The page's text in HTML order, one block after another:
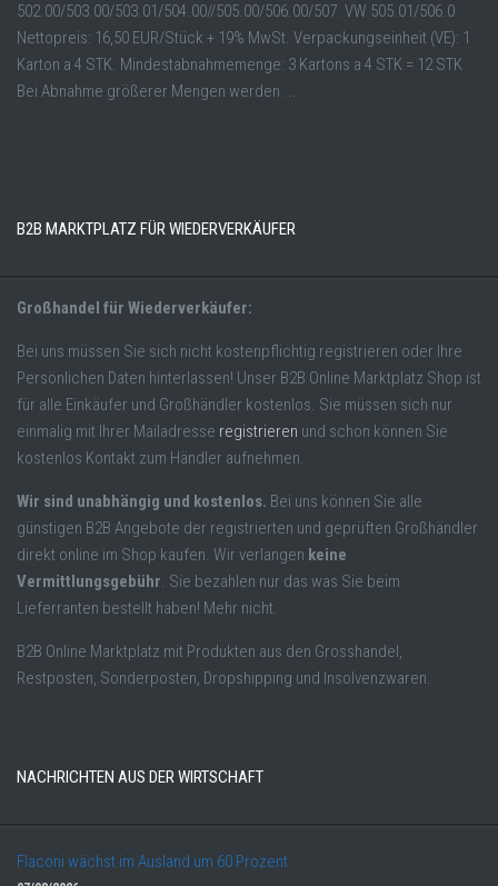
502.00/503.00/503.01/504.00//505.00/506.00/507. VW 505.01/506.0
Nettopreis: 16,50 EUR/Stück + 19% MwSt. Verpackungseinheit (VE): 1
Karton a 4 STK. Mindestabnahmemenge: 3 Kartons a 4 STK = 12 STK
Bei Abnahme größerer Mengen werden ...
B2B MARKTPLATZ FÜR WIEDERVERKÄUFER
Großhandel für Wiederverkäufer:
Bei uns müssen Sie sich nicht kostenpflichtig registrieren oder Ihre
Persönlichen Daten hinterlassen! Unser B2B Online Marktplatz Shop ist
für alle Einkäufer und Großhändler kostenlos. Sie müssen sich nur
einmalig mit Ihrer Mailadresse registrieren und schon können Sie
kostenlos Kontakt zum Händler aufnehmen.
Wir sind unabhängig und kostenlos. Bei uns können Sie alle
günstigen B2B Angebote der registrierten und geprüften Großhändler
direkt online im Shop kaufen. Wir verlangen keine
Vermittlungsgebühr. Sie bezahlen nur das was Sie beim
Lieferranten bestellt haben! Mehr nicht.
B2B Online Marktplatz mit Produkten aus den Grosshandel,
Restposten, Sonderposten, Dropshipping und Insolvenzwaren.
NACHRICHTEN AUS DER WIRTSCHAFT
Flaconi wächst im Ausland um 60 Prozent